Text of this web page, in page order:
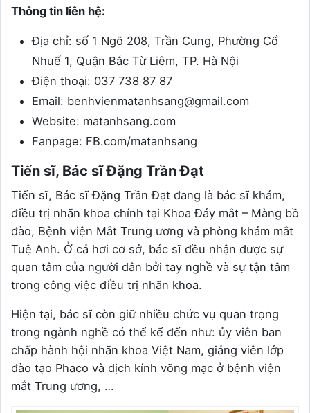
Thông tin liên hệ:
Địa chỉ: số 1 Ngõ 208, Trần Cung, Phường Cổ
Nhuế 1, Quận Bắc Từ Liêm, TP. Hà Nội
Điện thoại: 037 738 87 87
Email: benhvienmatanhsang@gmail.com
Website: matanhsang.com
Fanpage: FB.com/matanhsang
Tiến sĩ, Bác sĩ Đặng Trần Đạt
Tiến sĩ, Bác sĩ Đặng Trần Đạt đang là bác sĩ khám,
điều trị nhãn khoa chính tại Khoa Đáy mắt – Màng bồ
đào, Bệnh viện Mắt Trung ương và phòng khám mắt
Tuệ Anh. Ở cả hơi cơ sở, bác sĩ đều nhận được sự
quan tâm của người dân bởi tay nghề và sự tận tâm
trong công việc điều trị nhãn khoa.
Hiện tại, bác sĩ còn giữ nhiều chức vụ quan trọng
trong ngành nghề có thể kể đến như: ủy viên ban
chấp hành hội nhãn khoa Việt Nam, giảng viên lớp
đào tạo Phaco và dịch kính võng mạc ở bệnh viện
mắt Trung ương, …